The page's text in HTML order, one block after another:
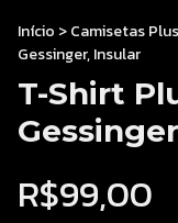
Início >Camisetas
Gessinger, Insular
T-Shirt
R$99,00